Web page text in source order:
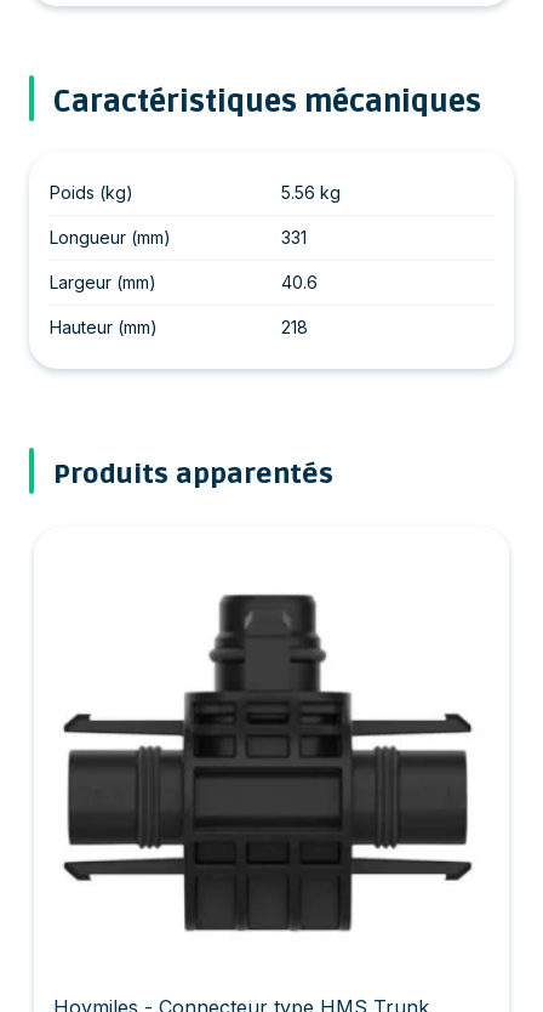
Caractéristiques mécaniques
Poids (kg) 5.56 kg
Longueur (mm) 331
Largeur (mm) 40.6
Hauteur (mm) 218
Produits apparentés